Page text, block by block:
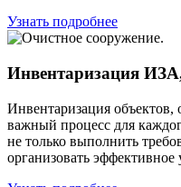
Узнать подробнее
Инвентаризация
Инвентаризация
важный процесс для
не только выполнить
организовать